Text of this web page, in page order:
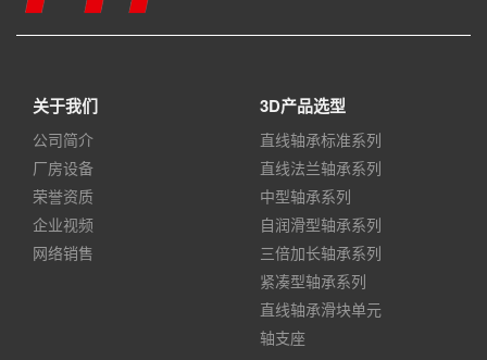
关于我们
公司简介
厂房设备
荣誉资质
企业视频
网络销售
3D产品选型
直线轴承标准系列
直线法兰轴承系列
中型轴承系列
自润滑型轴承系列
三倍加长轴承系列
紧凑型轴承系列
直线轴承滑块单元
轴支座